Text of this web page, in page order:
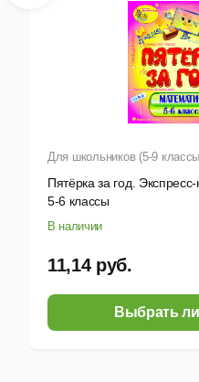
Для школьников (5-9
Пятёрка за год.
5-6 классы
В наличии
11,14 руб.
Выбрать